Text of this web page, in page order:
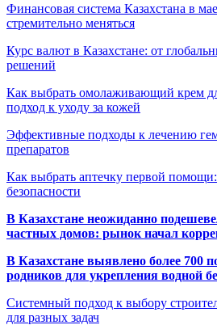
Финансовая система Казахстана в
стремительно меняться
Курс валют в Казахстане: от
решений
Как выбрать омолаживающий крем
подход к уходу за кожей
Эффективные подходы к лечению
препаратов
Как выбрать аптечку первой
безопасности
В Казахстане неожиданно
частных домов: рынок начал
В Казахстане выявлено более 700
родников для укрепления водной
Системный подход к выбору
для разных задач